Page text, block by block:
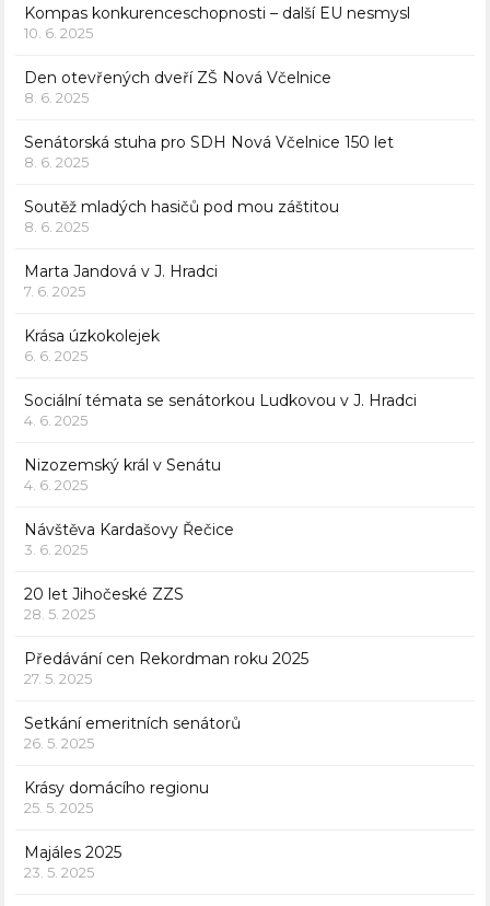
Kompas konkurenceschopnosti – další EU nesmysl
10. 6. 2025
Den otevřených dveří ZŠ Nová Včelnice
8. 6. 2025
Senátorská stuha pro SDH Nová Včelnice 150 let
8. 6. 2025
Soutěž mladých hasičů pod mou záštitou
8. 6. 2025
Marta Jandová v J. Hradci
7. 6. 2025
Krása úzkokolejek
6. 6. 2025
Sociální témata se senátorkou Ludkovou v J. Hradci
4. 6. 2025
Nizozemský král v Senátu
4. 6. 2025
Návštěva Kardašovy Řečice
3. 6. 2025
20 let Jihočeské ZZS
28. 5. 2025
Předávání cen Rekordman roku 2025
27. 5. 2025
Setkání emeritních senátorů
26. 5. 2025
Krásy domácího regionu
25. 5. 2025
Majáles 2025
23. 5. 2025